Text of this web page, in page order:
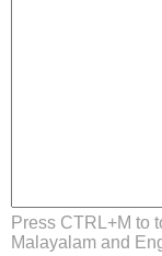
Press CTRL+M to
Malayalam and